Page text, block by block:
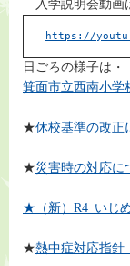
入学説明会動画
https://
日ごろの様子は・
箕面市立西南小学
★休校基準の改正
★災害時の対応に
★（新）R4_いじ
★熱中症対応指針